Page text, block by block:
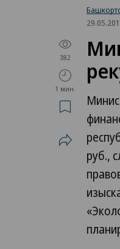
382
1 мин.
руб.,